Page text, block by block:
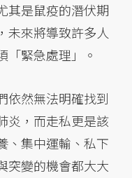
其是鼠疫的潛伏期
未來將導致許多人
「緊急處理」。
依然無法明確找到
炎，而走私更是該
、集中運輸、私下
突變的機會都大大